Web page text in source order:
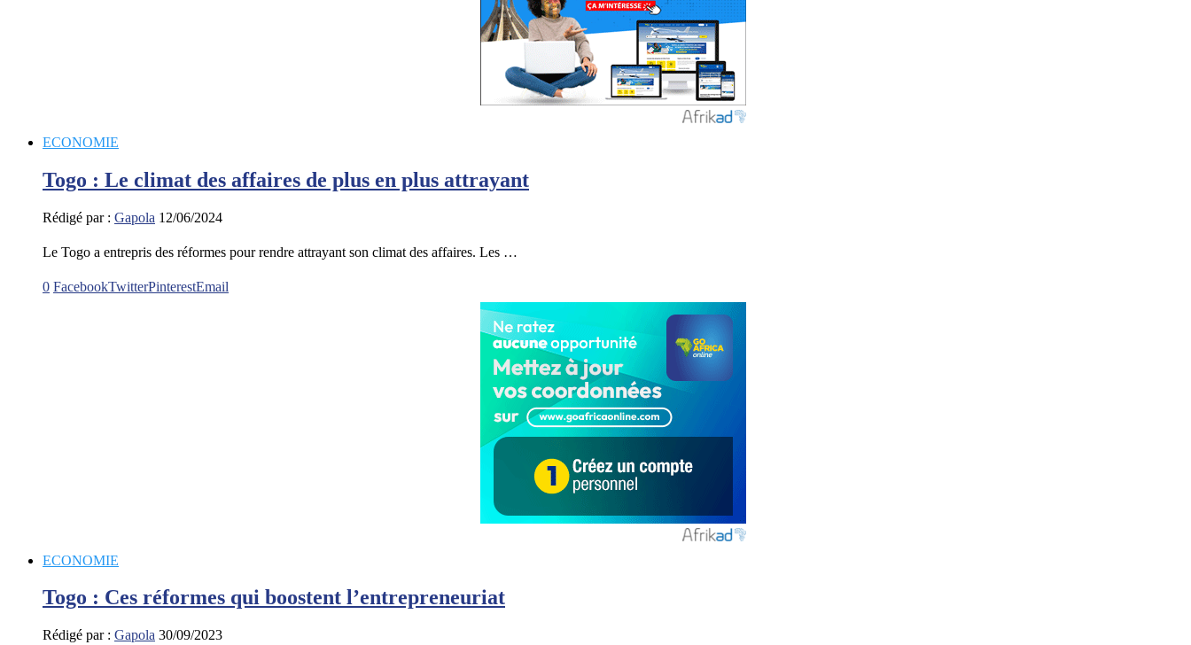
ECONOMIE
Togo : Le climat des affaires de plus en plus attrayant
Rédigé par : Gapola 12/06/2024
Le Togo a entrepris des réformes pour rendre attrayant son climat des affaires. Les …
0 FacebookTwitterPinterestEmail
ECONOMIE
Togo : Ces réformes qui boostent l’entrepreneuriat
Rédigé par : Gapola 30/09/2023